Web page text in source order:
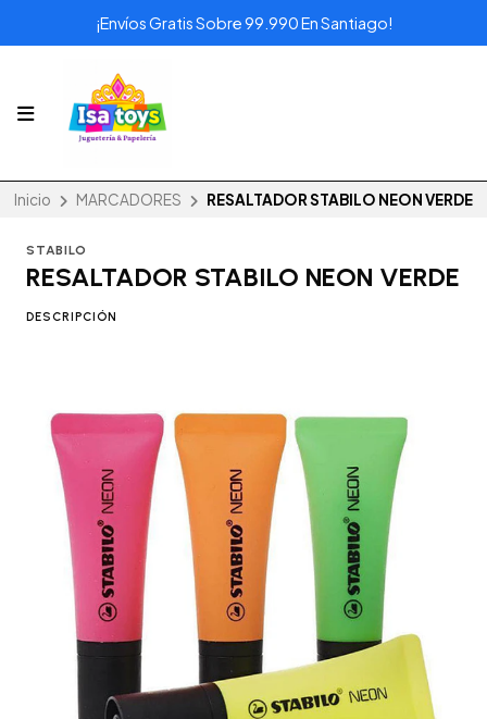
¡Envíos Gratis Sobre 99.990 En Santiago!
Inicio MARCADORES RESALTADOR STABILO NEON VERDE
STABILO
RESALTADOR STABILO NEON VERDE
DESCRIPCIÓN